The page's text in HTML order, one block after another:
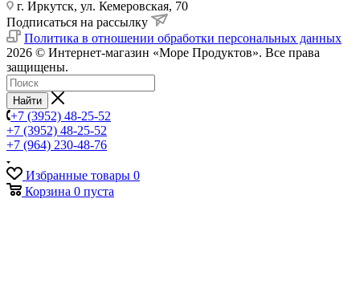
г. Иркутск, ул. Кемеровская, 70
Подписаться на рассылку
Политика в отношении обработки персональных данных
2026 © Интернет-магазин «Море Продуктов». Все права
защищены.
Найти
+7 (3952) 48-25-52
+7 (3952) 48-25-52
+7 (964) 230-48-76
Избранные товары 0
Корзина 0 пуста